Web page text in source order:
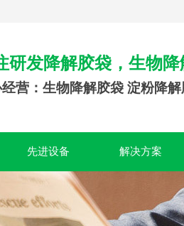
研发降解胶袋，生物
经营：生物降解胶袋 淀粉降
先进设备 解决方案